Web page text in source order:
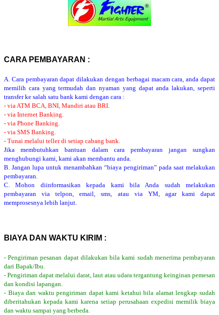
CARA PEMBAYARAN :
A. Cara pembayaran dapat dilakukan dengan berbagai macam cara, anda dapat
memilih cara yang termudah dan nyaman yang dapat anda lakukan, seperti
transfer ke salah satu bank kami dengan cara :
- via ATM BCA, BNI, Mandiri atau BRI.
- via Internet Banking.
- via Phone Banking.
- via SMS Banking.
- Tunai melalui teller di setiap cabang bank.
Jika membutuhkan bantuan dalam cara pembayaran jangan sungkan
menghubungi kami, kami akan membantu anda.
B. Jangan lupa untuk menambahkan “biaya pengiriman” pada saat melakukan
pembayaran.
C. Mohon diinformasikan kepada kami bila Anda sudah melakukan
pembayaran via telpon, email, sms, atau via YM, agar kami dapat
memprosesnya lebih lanjut.
BIAYA DAN WAKTU KIRIM :
- Pengiriman pesanan dapat dilakukan bila kami sudah menerima pembayaran
dari Bapak/Ibu.
- Pengiriman dapat melalui darat, laut atau udara tergantung keinginan pemesan
dan kondisi lapangan.
- Biaya dan waktu pengiriman dapat kami ketahui bila alamat lengkap sudah
diberitahukan kepada kami karena setiap perusahaan expedisi memilik biaya
dan waktu sampai yang berbeda.